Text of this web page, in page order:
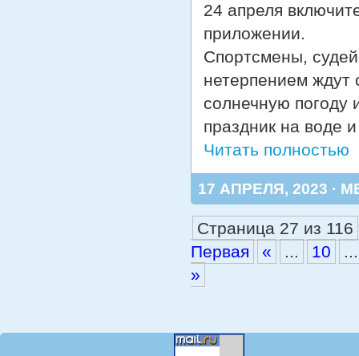
24 апреля
приложении.
Спортсмены,
нетерпением
солнечную погоду
праздник на воде
Читать полностью
17 АПРЕЛЯ, 2023 ·
Страница 27 из 116
Первая
« ... 10
...
»